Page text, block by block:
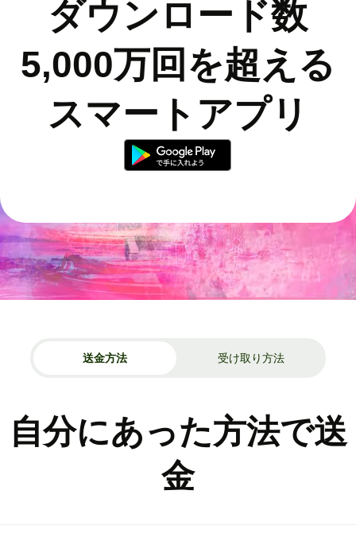
ダウンロード数
5,000万回を超える
スマートアプリ
送金方法 受け取り方法
自分にあった方法で送
金